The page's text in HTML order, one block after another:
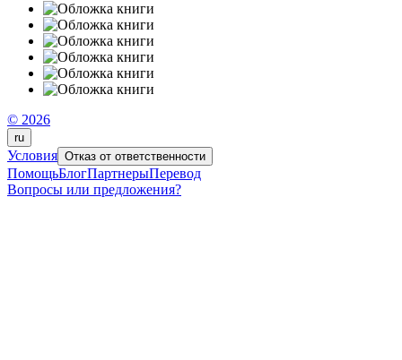
© 2026
ru
Условия Отказ от ответственности
ПомощьБлогПартнерыПеревод
Вопросы или предложения?